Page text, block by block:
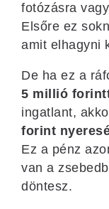
fotózásra
Elsőre ez
amit elhagyni
De ha ez a
5 millió
ingatlant,
forint
Ez a pénz
van a
döntesz.